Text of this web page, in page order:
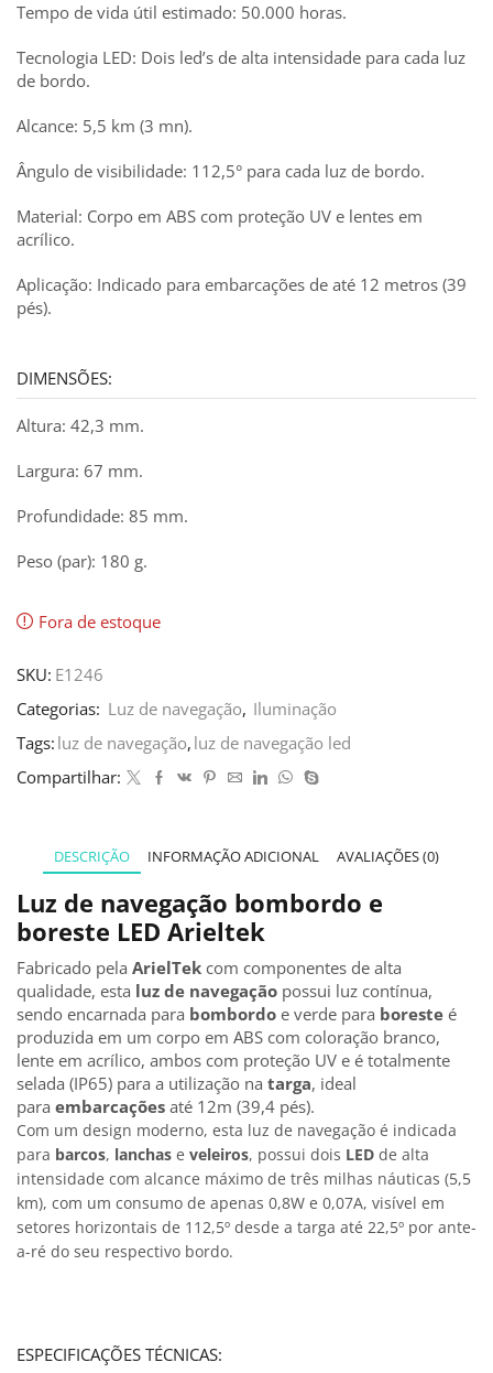
Tempo de vida útil estimado: 50.000 horas.
Tecnologia LED: Dois led’s de alta intensidade para cada luz
de bordo.
Alcance: 5,5 km (3 mn).
Ângulo de visibilidade: 112,5° para cada luz de bordo.
Material: Corpo em ABS com proteção UV e lentes em
acrílico.
Aplicação: Indicado para embarcações de até 12 metros (39
pés).
DIMENSÕES:
Altura: 42,3 mm.
Largura: 67 mm.
Profundidade: 85 mm.
Peso (par): 180 g.
Fora de estoque
SKU: E1246
Categorias: Luz de navegação, Iluminação
Tags: luz de navegação, luz de navegação led
Compartilhar:
DESCRIÇÃO INFORMAÇÃO ADICIONAL AVALIAÇÕES (0)
Luz de navegação bombordo e
boreste LED Arieltek
Fabricado pela ArielTek com componentes de alta
qualidade, esta luz de navegação possui luz contínua,
sendo encarnada para bombordo e verde para boreste é
produzida em um corpo em ABS com coloração branco,
lente em acrílico, ambos com proteção UV e é totalmente
selada (IP65) para a utilização na targa, ideal
para embarcações até 12m (39,4 pés).
Com um design moderno, esta luz de navegação é indicada
para barcos, lanchas e veleiros, possui dois LED de alta
intensidade com alcance máximo de três milhas náuticas (5,5
km), com um consumo de apenas 0,8W e 0,07A, visível em
setores horizontais de 112,5º desde a targa até 22,5º por ante-
a-ré do seu respectivo bordo.
ESPECIFICAÇÕES TÉCNICAS: